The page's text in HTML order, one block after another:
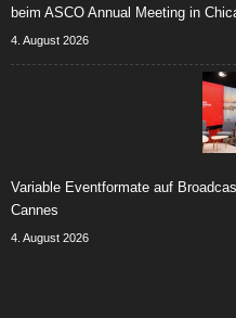
beim ASCO Annual Meeting in
4. August 2026
Variable Eventformate auf
Cannes
4. August 2026